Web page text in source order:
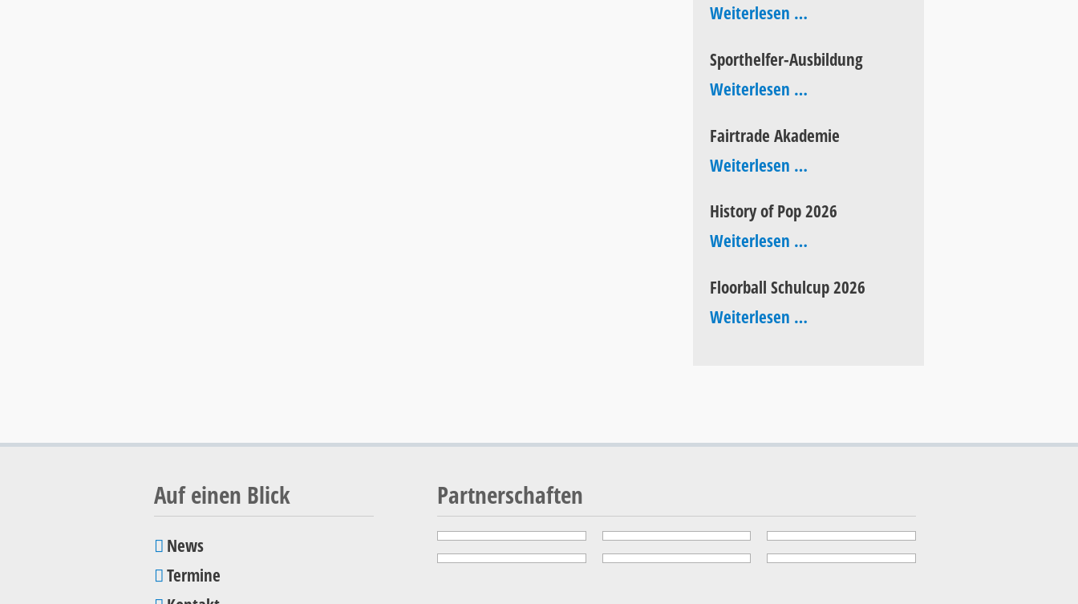
Weiterlesen …bergwärts
Sporthelfer-Ausbildung
Weiterlesen …Sporthelfer-
Fairtrade Akademie
Weiterlesen …Fairtrade
History of Pop 2026
Weiterlesen …History
Pop
2026
Floorball Schulcup 2026
Weiterlesen …Floorball
Auf einen Blick
Navigation
News
Termine
Partnerschaften